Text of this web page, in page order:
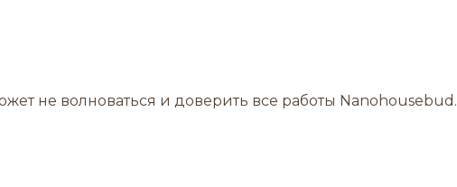
не волноваться и доверить все работы Nanohousebud.